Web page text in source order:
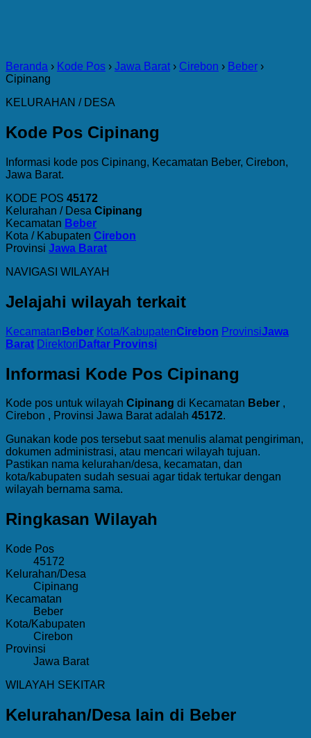
Beranda › Kode Pos › Jawa Barat › Cirebon › Beber ›
Cipinang
KELURAHAN / DESA
Kode Pos Cipinang
Informasi kode pos Cipinang, Kecamatan Beber, Cirebon,
Jawa Barat.
KODE POS 45172
Kelurahan / Desa Cipinang
Kecamatan Beber
Kota / Kabupaten Cirebon
Provinsi Jawa Barat
NAVIGASI WILAYAH
Jelajahi wilayah terkait
Kecamatan Beber Kota/KabupatenCirebon ProvinsiJawa
Barat Direktori Daftar Provinsi
Informasi Kode Pos Cipinang
Kode pos untuk wilayah Cipinang di Kecamatan Beber ,
Cirebon , Provinsi Jawa Barat adalah 45172.
Gunakan kode pos tersebut saat menulis alamat pengiriman,
dokumen administrasi, atau mencari wilayah tujuan.
Pastikan nama kelurahan/desa, kecamatan, dan
kota/kabupaten sudah sesuai agar tidak tertukar dengan
wilayah bernama sama.
Ringkasan Wilayah
Kode Pos
45172
Kelurahan/Desa
Cipinang
Kecamatan
Beber
Kota/Kabupaten
Cirebon
Provinsi
Jawa Barat
WILAYAH SEKITAR
Kelurahan/Desa lain di Beber